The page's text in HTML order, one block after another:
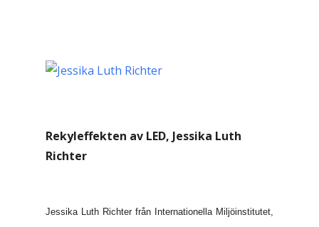
Rekyleffekten av LED, Jessika Luth
Richter
Jessika Luth Richter från Internationella Miljöinstitutet,